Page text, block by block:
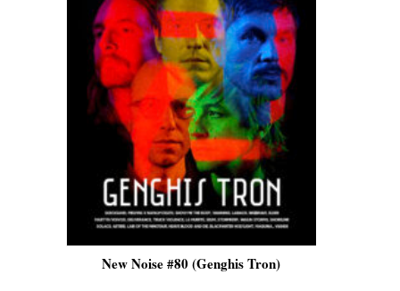
New Noise #80 (Genghis Tron)